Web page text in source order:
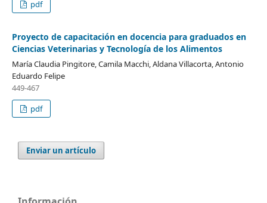
pdf
Proyecto de capacitación en docencia para graduados en
Ciencias Veterinarias y Tecnología de los Alimentos
María Claudia Pingitore, Camila Macchi, Aldana Villacorta, Antonio
Eduardo Felipe
449-467
pdf
Enviar un artículo